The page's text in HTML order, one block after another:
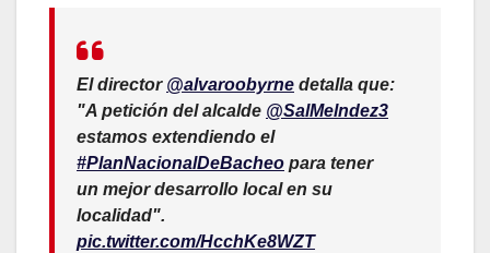
El director @alvaroobyrne detalla que:
"A petición del alcalde @SalMelndez3
estamos extendiendo el
#PlanNacionalDeBacheo para tener
un mejor desarrollo local en su
localidad".
pic.twitter.com/HcchKe8WZT